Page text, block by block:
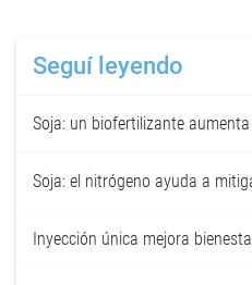
Seguí leyendo
Soja: un biofertilizante
Soja: el nitrógeno ayuda a
Inyección única mejora